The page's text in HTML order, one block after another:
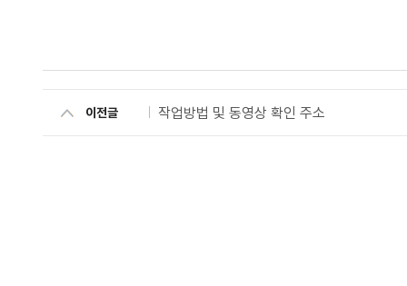
이전글 작업방법 및 동영상 확인 주소